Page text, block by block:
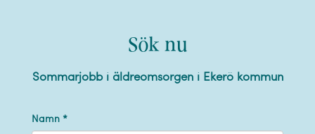
Sök nu
Sommarjobb i äldreomsorgen i Ekerö kommun
Namn *